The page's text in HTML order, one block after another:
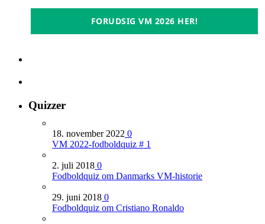
FORUDSIG VM 2026 HER!
Quizzer
18. november 2022 0
VM 2022-fodboldquiz # 1
2. juli 2018 0
Fodboldquiz om Danmarks VM-historie
29. juni 2018 0
Fodboldquiz om Cristiano Ronaldo